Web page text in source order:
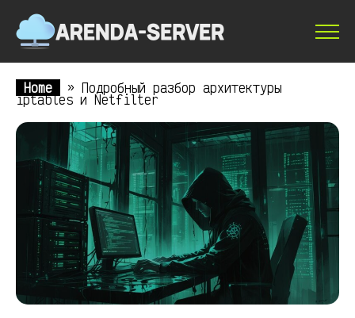
Home » Подробный разбор архитектуры
iptables и Netfilter